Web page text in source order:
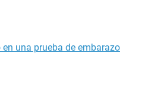
una prueba de embarazo